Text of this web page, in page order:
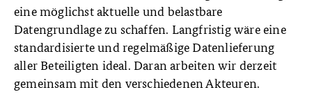
eine möglichst aktuelle und belastbare
Datengrundlage zu schaffen. Langfristig wäre eine
standardisierte und regelmäßige Datenlieferung
aller Beteiligten ideal. Daran arbeiten wir derzeit
gemeinsam mit den verschiedenen Akteuren.